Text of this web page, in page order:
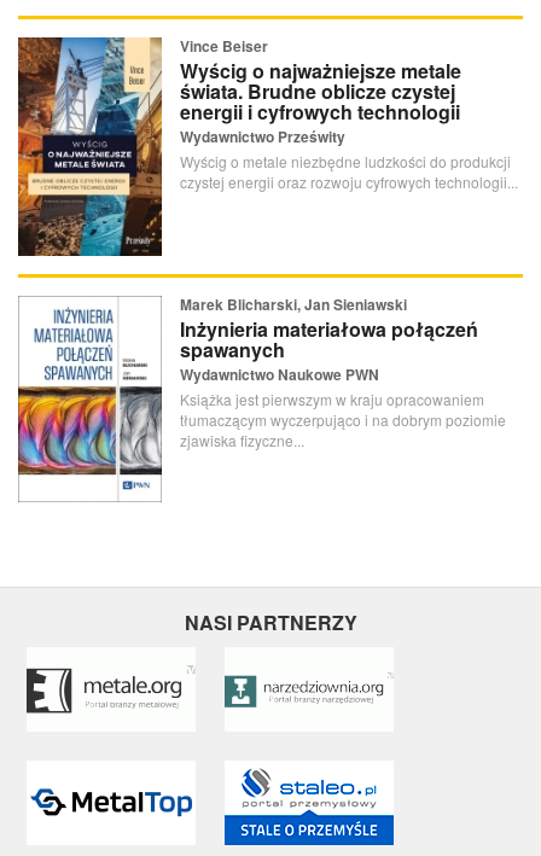
Vince Beiser
Wyścig o najważniejsze metale
świata. Brudne oblicze czystej
energii i cyfrowych technologii
Wydawnictwo Prześwity
Wyścig o metale niezbędne ludzkości do produkcji
czystej energii oraz rozwoju cyfrowych technologii...
Marek Blicharski, Jan Sieniawski
Inżynieria materiałowa połączeń
spawanych
Wydawnictwo Naukowe PWN
Książka jest pierwszym w kraju opracowaniem
tłumaczącym wyczerpująco i na dobrym poziomie
zjawiska fizyczne...
NASI PARTNERZY